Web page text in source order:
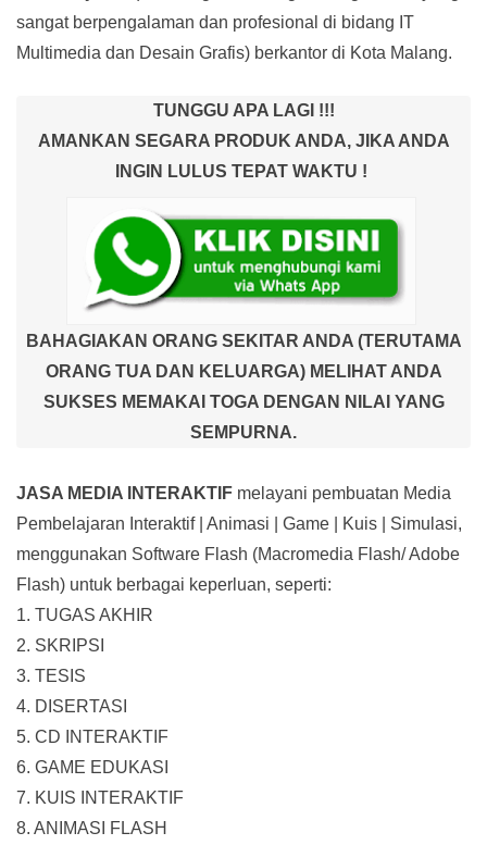
sangat berpengalaman dan profesional di bidang IT
Multimedia dan Desain Grafis) berkantor di Kota Malang.
TUNGGU APA LAGI !!!
AMANKAN SEGARA PRODUK ANDA, JIKA ANDA
INGIN LULUS TEPAT WAKTU !
BAHAGIAKAN ORANG SEKITAR ANDA (TERUTAMA
ORANG TUA DAN KELUARGA) MELIHAT ANDA
SUKSES MEMAKAI TOGA DENGAN NILAI YANG
SEMPURNA.
JASA MEDIA INTERAKTIF melayani pembuatan Media
Pembelajaran Interaktif| Animasi | Game | Kuis | Simulasi,
menggunakan Software Flash (Macromedia Flash/ Adobe
Flash) untuk berbagai keperluan, seperti:
1. TUGAS AKHIR
2. SKRIPSI
3. TESIS
4. DISERTASI
5. CD INTERAKTIF
6. GAME EDUKASI
7. KUIS INTERAKTIF
8. ANIMASI FLASH